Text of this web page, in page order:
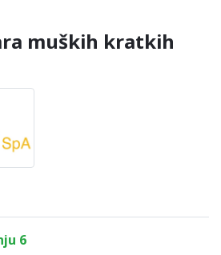
muških kratkih
6